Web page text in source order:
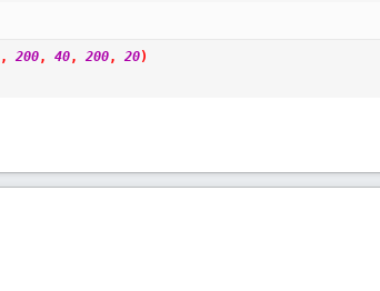
, 200, 40, 200, 20)